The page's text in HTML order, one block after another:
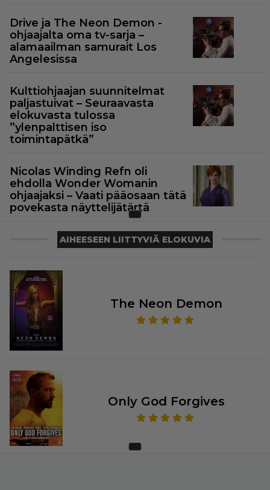
Drive ja The Neon Demon -
ohjaajalta oma tv-sarja –
alamaailman samurait Los
Angelesissa
Kulttiohjaajan suunnitelmat
paljastuivat – Seuraavasta
elokuvasta tulossa
”ylenpalttisen iso
toimintapätkä”
Nicolas Winding Refn oli
ehdolla Wonder Womanin
ohjaajaksi – Vaati pääosaan tätä
povekasta näyttelijätärtä
AIHEESEEN LIITTYVIÄ ELOKUVIA
The Neon Demon
Only God Forgives